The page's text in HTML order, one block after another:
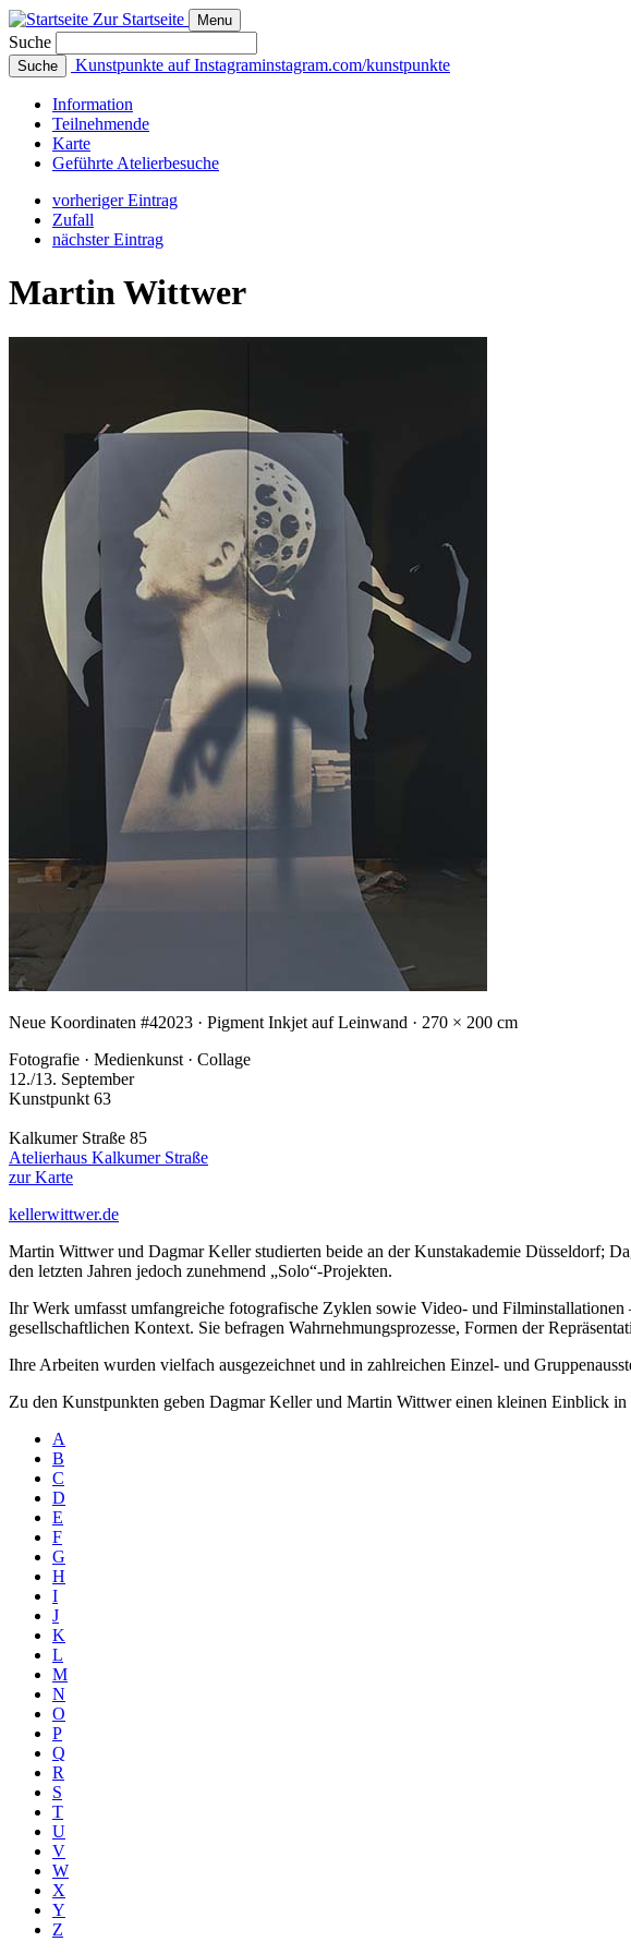
Zur Startseite Menu
Suche
Suche Kunstpunkte auf Instagraminstagram.com/kunstpunkte
Information
Teilnehmende
Karte
Geführte Atelierbesuche
vorheriger Eintrag
Zufall
nächster Eintrag
Martin Wittwer
Neue Koordinaten #42023 · Pigment Inkjet auf Leinwand · 270 × 200 cm
Fotografie · Medienkunst · Collage
12./13. September
Kunstpunkt 63
Kalkumer Straße 85
Atelierhaus Kalkumer Straße
zur Karte
kellerwittwer.de
Martin Wittwer und Dagmar Keller studierten beide an der Kunstakademie Düsseldorf;
den letzten Jahren jedoch zunehmend „Solo“-Projekten.
Ihr Werk umfasst umfangreiche fotografische Zyklen sowie Video- und
gesellschaftlichen Kontext. Sie befragen Wahrnehmungsprozesse, Formen der
Ihre Arbeiten wurden vielfach ausgezeichnet und in zahlreichen Einzel- und
Zu den Kunstpunkten geben Dagmar Keller und Martin Wittwer einen kleinen Einblick in
A
B
C
D
E
F
G
H
I
J
K
L
M
N
O
P
Q
R
S
T
U
V
W
X
Y
Z